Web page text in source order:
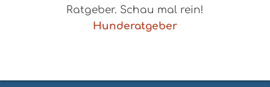
Ratgeber. Schau mal rein!
Hunderatgeber